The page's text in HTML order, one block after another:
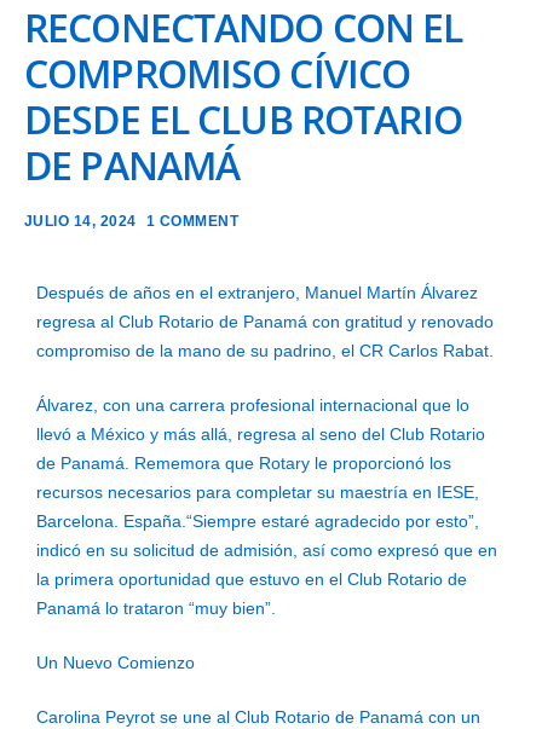
RECONECTANDO CON EL
COMPROMISO CÍVICO
DESDE EL CLUB ROTARIO
DE PANAMÁ
JULIO 14, 2024 1 COMMENT
Después de años en el extranjero, Manuel Martín Álvarez
regresa al Club Rotario de Panamá con gratitud y renovado
compromiso de la mano de su padrino, el CR Carlos Rabat.
Álvarez, con una carrera profesional internacional que lo
llevó a México y más allá, regresa al seno del Club Rotario
de Panamá. Rememora que Rotary le proporcionó los
recursos necesarios para completar su maestría en IESE,
Barcelona. España.“Siempre estaré agradecido por esto”,
indicó en su solicitud de admisión, así como expresó que en
la primera oportunidad que estuvo en el Club Rotario de
Panamá lo trataron “muy bien”.
Un Nuevo Comienzo
Carolina Peyrot se une al Club Rotario de Panamá con un